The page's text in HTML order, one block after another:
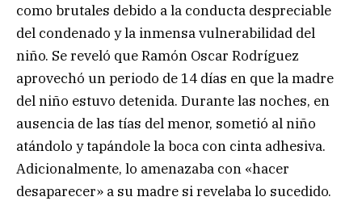
como brutales debido a la conducta despreciable
del condenado y la inmensa vulnerabilidad del
niño. Se reveló que Ramón Oscar Rodríguez
aprovechó un periodo de 14 días en que la madre
del niño estuvo detenida. Durante las noches, en
ausencia de las tías del menor, sometió al niño
atándolo y tapándole la boca con cinta adhesiva.
Adicionalmente, lo amenazaba con «hacer
desaparecer» a su madre si revelaba lo sucedido.